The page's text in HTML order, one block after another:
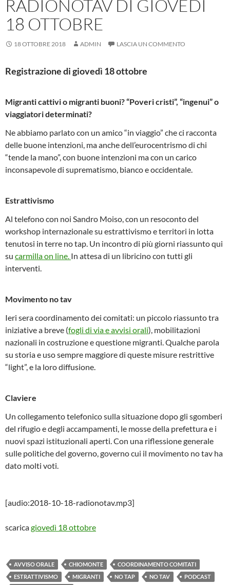
RADIONOTAV DI GIOVEDÌ
18 OTTOBRE
18 OTTOBRE 2018 ADMIN LASCIA UN COMMENTO
Registrazione di giovedì 18 ottobre
Migranti cattivi o migranti buoni? “Poveri cristi”, “ingenui” o
viaggiatori determinati?
Ne abbiamo parlato con un amico “in viaggio” che ci racconta
delle buone intenzioni, ma anche dell’eurocentrismo di chi
“tende la mano”, con buone intenzioni ma con un carico
inconsapevole di suprematismo, bianco e occidentale.
Estrattivismo
Al telefono con noi Sandro Moiso, con un resoconto del
workshop internazionale su estrattivismo e territori in lotta
tenutosi in terre no tap. Un incontro di più giorni riassunto qui
su carmilla on line. In attesa di un libricino con tutti gli
interventi.
Movimento no tav
Ieri sera coordinamento dei comitati: un piccolo riassunto tra
iniziative a breve (fogli di via e avvisi orali), mobilitazioni
nazionali in costruzione e questione migranti. Qualche parola
su storia e uso sempre maggiore di queste misure restrittive
“light”, e la loro diffusione.
Claviere
Un collegamento telefonico sulla situazione dopo gli sgomberi
del rifugio e degli accampamenti, le mosse della prefettura e i
nuovi spazi istituzionali aperti. Con una riflessione generale
sulle politiche del governo, governo cui il movimento no tav ha
dato molti voti.
[audio:2018-10-18-radionotav.mp3]
scaricagiovedì 18 ottobre
AVVISO ORALE CHIOMONTE
COORDINAMENTO COMITATI
ESTRATTIVISMO
MIGRANTI NO TAP NO TAV
PODCAST